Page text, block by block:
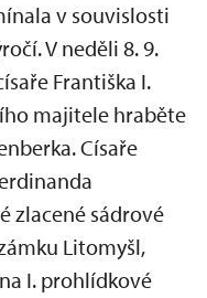
v souvislosti
V neděli 8. 9.
Františka I.
majitele hraběte
Císaře
zlacené sádrové
Litomyšl,
I. prohlídkové